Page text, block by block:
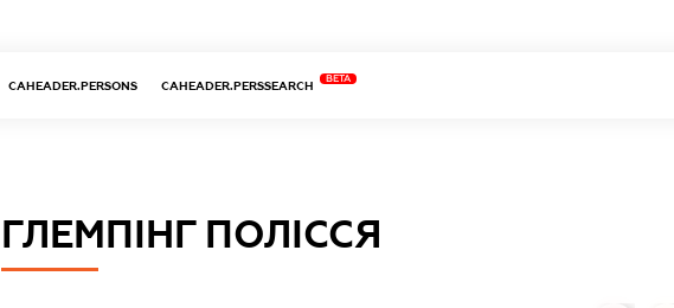
CAHEADER.PERSONS CAHEADER.PERSSEARCH
BETA
ГЛЕМПІНГ ПОЛІССЯ